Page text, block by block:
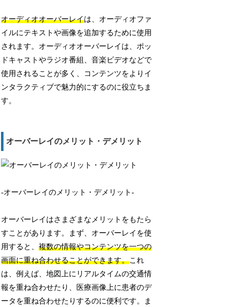
オーディオオーバーレイは、オーディオファ
イルにテキストや画像を追加するために使用
されます。オーディオオーバーレイは、ポッ
ドキャストやラジオ番組、音楽ビデオなどで
使用されることが多く、コンテンツをよりイ
ンタラクティブで魅力的にするのに役立ちま
す。
オーバーレイのメリット・デメリット
-オーバーレイのメリット・デメリット-
オーバーレイはさまざまなメリットをもたら
すことがあります。まず、オーバーレイを使
用すると、複数の情報やコンテンツを一つの
画面に重ね合わせることができます。これ
は、例えば、地図上にリアルタイムの交通情
報を重ね合わせたり、医療画像上に患者のデ
ータを重ね合わせたりするのに便利です。ま